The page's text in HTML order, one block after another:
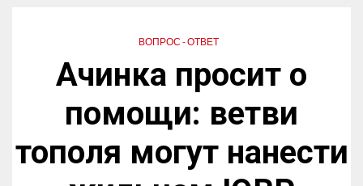
ВОПРОС - ОТВЕТ
Ачинка просит о
помощи: ветви
тополя могут нанести